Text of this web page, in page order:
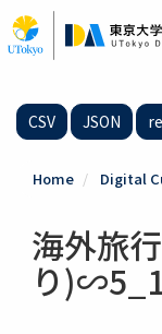
to
main
CSV JSON
Home Digital
海外旅
り